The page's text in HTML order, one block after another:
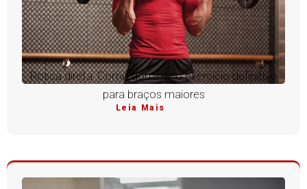
Rosca direta: Como dominar o exercício definitivo
para braços maiores
Leia Mais